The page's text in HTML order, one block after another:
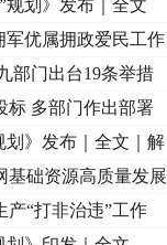
规划》发布｜全文
优属拥政爱民工作
部门出台19条举措
标 多部门作出部署
划》发布｜全文｜解
基础资源高质量发展
产“打非治违”工作